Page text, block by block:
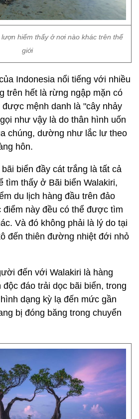
hiếm thấy ở nơi nào khác trên thế
giới
Indonesia nổi tiếng với nhiều
trên hết là rừng ngập mặn có
được mệnh danh là "cây nhảy
như vậy là do thân hình uốn
chúng, dường như lắc lư theo
hôn.
biển đầy cát trắng là tất cả
tìm thấy ở Bãi biển Walakiri,
du lịch hàng đầu trên đảo
điểm này đều có thể được tìm
Và đó không phải là lý do tại
đến thiên đường nhiệt đới nhỏ
đến với Walakiri là hàng
đáo trải dọc bãi biển, trong
dạng kỳ lạ đến mức gần
bị đóng băng trong chuyển